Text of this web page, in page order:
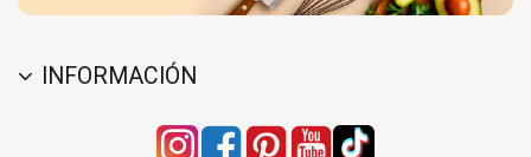
INFORMACIÓN